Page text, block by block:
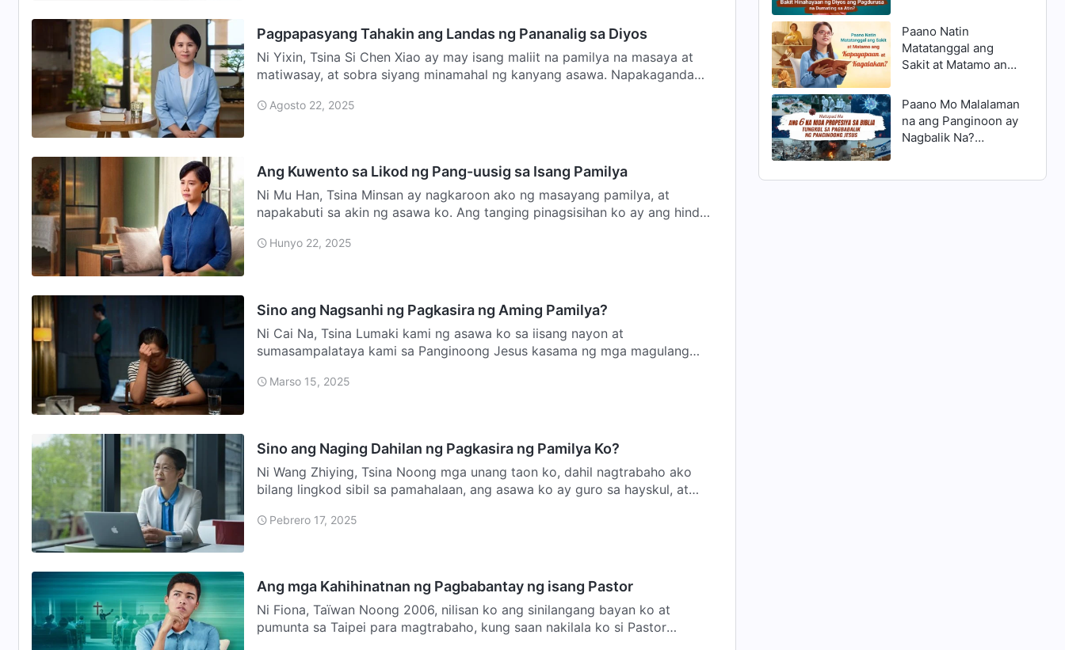
Pagpapasyang Tahakin ang Landas ng Pananalig sa Diyos
Ni Yixin, Tsina Si Chen Xiao ay may isang maliit na pamilya na masaya at
matiwasay, at sobra siyang minamahal ng kanyang asawa. Napakaganda
Agosto 22, 2025
Ang Kuwento sa Likod ng Pang-uusig sa Isang Pamilya
Ni Mu Han, Tsina Minsan ay nagkaroon ako ng masayang pamilya, at
napakabuti sa akin ng asawa ko. Ang tanging pinagsisihan ko ay ang hindi
Hunyo 22, 2025
Sino ang Nagsanhi ng Pagkasira ng Aming Pamilya?
Ni Cai Na, Tsina Lumaki kami ng asawa ko sa iisang nayon at
sumasampalataya kami sa Panginoong Jesus kasama ng mga magulang
Marso 15, 2025
Sino ang Naging Dahilan ng Pagkasira ng Pamilya Ko?
Ni Wang Zhiying, Tsina Noong mga unang taon ko, dahil nagtrabaho ako
bilang lingkod sibil sa pamahalaan, ang asawa ko ay guro sa hayskul, at
Pebrero 17, 2025
Ang mga Kahihinatnan ng Pagbabantay ng isang Pastor
Ni Fiona, Taïwan Noong 2006, nilisan ko ang sinilangang bayan ko at
pumunta sa Taipei para magtrabaho, kung saan nakilala ko si Pastor
ang mga Kristiyano?
Paano Natin
Matatanggal ang
Sakit at Matamo ang
Kagalakan?
Paano Mo Malalaman
na ang Panginoon ay
Nagbalik Na?